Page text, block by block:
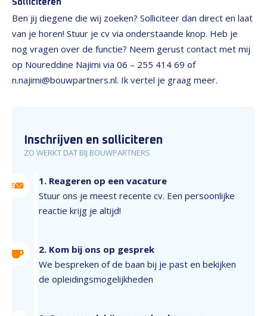
Solliciteren
Ben jij diegene die wij zoeken? Solliciteer dan direct en laat
van je horen! Stuur je cv via onderstaande knop. Heb je
nog vragen over de functie? Neem gerust contact met mij
op Noureddine Najimi via 06 – 255 414 69 of
n.najimi@bouwpartners.nl. Ik vertel je graag meer.
Inschrijven en solliciteren
ZO WERKT DAT BIJ BOUWPARTNERS
1. Reageren op een vacature
Stuur ons je meest recente cv. Een persoonlijke
reactie krijg je altijd!
2. Kom bij ons op gesprek
We bespreken of de baan bij je past en bekijken
de opleidingsmogelijkheden